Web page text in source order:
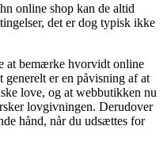
online shop kan de altid
det er dog typisk ikke
at bemærke hvorvidt online
er en påvisning af at
love, og at webbutikken nu
lovgivningen. Derudover
hånd, når du udsættes for